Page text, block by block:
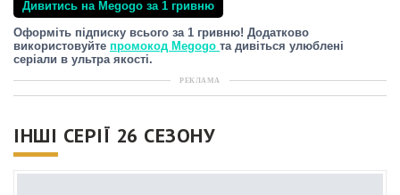
Дивитись на Megogo за 1 гривню
Оформіть підписку всього за 1 гривню! Додатково
використовуйте промокод Megogo та дивіться улюблені
серіали в ультра якості.
РЕКЛАМА
ІНШІ СЕРІЇ 26 СЕЗОНУ